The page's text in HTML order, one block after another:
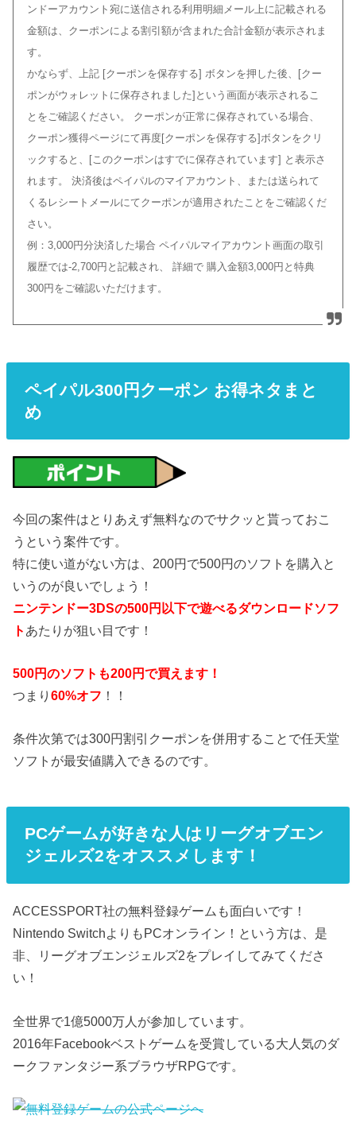
ンドーアカウント宛に送信される利用明細メール上に記載される
金額は、クーポンによる割引額が含まれた合計金額が表示されま
す。
かならず、上記 [クーポンを保存する] ボタンを押した後、[クー
ポンがウォレットに保存されました]という画面が表示されるこ
とをご確認ください。 クーポンが正常に保存されている場合、
クーポン獲得ページにて再度[クーポンを保存する]ボタンをクリ
ックすると、[このクーポンはすでに保存されています] と表示さ
れます。 決済後はペイパルのマイアカウント、または送られて
くるレシートメールにてクーポンが適用されたことをご確認くだ
さい。
例：3,000円分決済した場合 ペイパルマイアカウント画面の取引
履歴では-2,700円と記載され、 詳細で 購入金額3,000円と特典
300円をご確認いただけます。
ペイパル300円クーポン お得ネタまと
め
今回の案件はとりあえず無料なのでサクッと貰っておこ
うという案件です。
特に使い道がない方は、200円で500円のソフトを購入と
いうのが良いでしょう！
ニンテンドー3DSの500円以下で遊べるダウンロードソフ
ト あたりが狙い目です！
500円のソフトも200円で買えます！
つまり60%オフ ！！
条件次第では300円割引クーポンを併用することで任天堂
ソフトが最安値購入できるのです。
PCゲームが好きな人はリーグオブエン
ジェルズ2をオススメします！
ACCESSPORT社の無料登録ゲームも面白いです！
Nintendo SwitchよりもPCオンライン！という方は、是
非、リーグオブエンジェルズ2をプレイしてみてくださ
い！
全世界で1億5000万人が参加しています。
2016年Facebookベストゲームを受賞している大人気のダ
ークファンタジー系ブラウザRPGです。